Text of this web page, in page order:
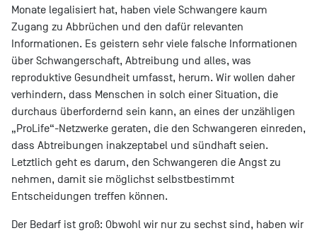
Monate legalisiert hat, haben viele Schwangere kaum
Zugang zu Abbrüchen und den dafür relevanten
Informationen. Es geistern sehr viele falsche Informationen
über Schwangerschaft, Abtreibung und alles, was
reproduktive Gesundheit umfasst, herum. Wir wollen daher
verhindern, dass Menschen in solch einer Situation, die
durchaus überfordernd sein kann, an eines der unzähligen
„ProLife“-Netzwerke geraten, die den Schwangeren einreden,
dass Abtreibungen inakzeptabel und sündhaft seien.
Letztlich geht es darum, den Schwangeren die Angst zu
nehmen, damit sie möglichst selbstbestimmt
Entscheidungen treffen können.
Der Bedarf ist groß: Obwohl wir nur zu sechst sind, haben wir